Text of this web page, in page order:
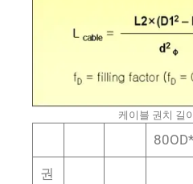
케이블 권치 길
권